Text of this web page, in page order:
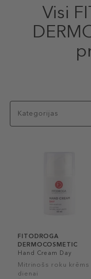
Visi
Kategorijas
FITODROGA
DERMOCOSMETIC
Hand Cream Day
Mitrinošs roku krēms
dienai